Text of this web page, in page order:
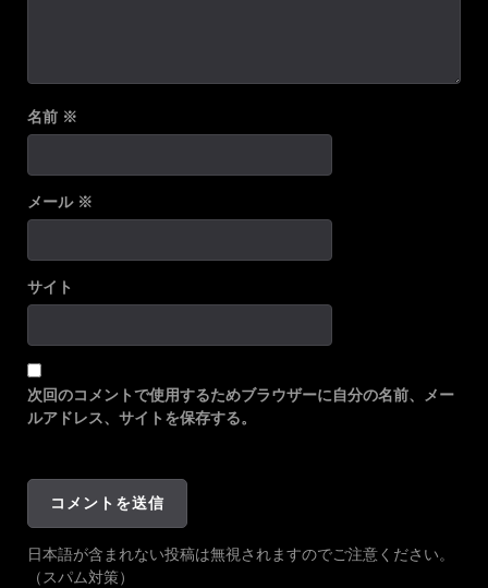
名前 ※
メール ※
サイト
次回のコメントで使用するためブラウザーに自分の名前、メー
ルアドレス、サイトを保存する。
日本語が含まれない投稿は無視されますのでご注意ください。
（スパム対策）